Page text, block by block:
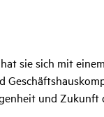
sie sich mit
und Zukunft